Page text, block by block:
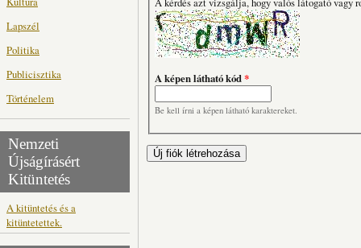
Lapszél
Politika
Publicisztika
Történelem
Nemzeti
Újságírásért
Kitüntetés
A kitüntetés és a
kitüntetettek.
A képen látható kód*
Be kell írni a képen látható karaktereket.